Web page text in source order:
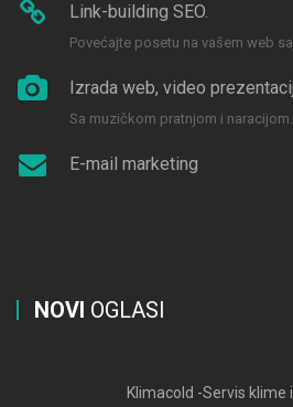
Link-building SEO.
Povećajte posetu na vašem web
Izrada web, video
Sa muzičkom pratnjom i naracijom.
E-mail marketing
NOVI OGLASI
Klimacold -Servis klime